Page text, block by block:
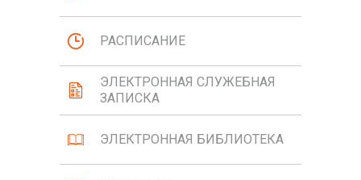
РАСПИСАНИЕ
ЭЛЕКТРОННАЯ СЛУЖЕБНАЯ
ЗАПИСКА
ЭЛЕКТРОННАЯ БИБЛИОТЕКА